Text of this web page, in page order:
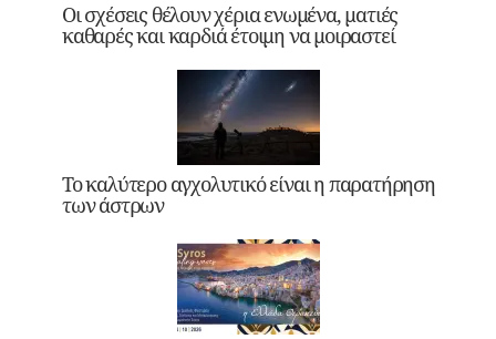
Οι σχέσεις θέλουν χέρια ενωμένα, ματιές
καθαρές και καρδιά έτοιμη να μοιραστεί
Το καλύτερο αγχολυτικό είναι η παρατήρηση
των άστρων